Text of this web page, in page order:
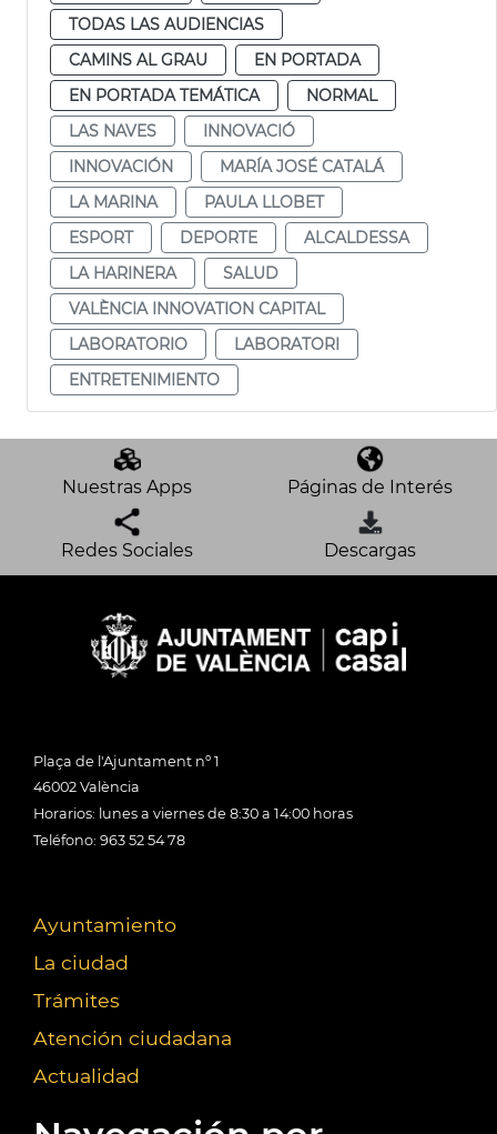
TODAS LAS AUDIENCIAS
CAMINS AL GRAU
EN PORTADA
EN PORTADA TEMÁTICA
NORMAL
LAS NAVES
INNOVACIÓ
INNOVACIÓN
MARÍA JOSÉ CATALÁ
LA MARINA
PAULA LLOBET
ESPORT
DEPORTE
ALCALDESSA
LA HARINERA
SALUD
VALÈNCIA INNOVATION CAPITAL
LABORATORIO
LABORATORI
ENTRETENIMIENTO
Nuestras Apps Páginas de Interés
Redes Sociales Descargas
Plaça de l'Ajuntament nº 1
46002 València
Horarios: lunes a viernes de 8:30 a 14:00 horas
Teléfono: 963 52 54 78
Ayuntamiento
La ciudad
Trámites
Atención ciudadana
Actualidad